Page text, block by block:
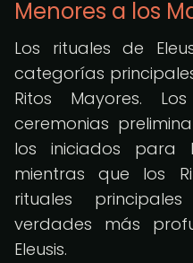
Menores a los
Los rituales de
categorías
Ritos Mayores.
ceremonias
los iniciados para
mientras que los
rituales
verdades más
Eleusis.